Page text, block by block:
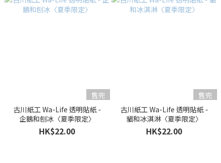
售完
古川紙工 Wa-Life 透明貼紙 -
企鵝和刨冰〈夏季限定〉
HK$22.00
售完
古川紙工 Wa-Life 透明貼紙 -
貓和冰淇淋〈夏季限定〉
HK$22.00